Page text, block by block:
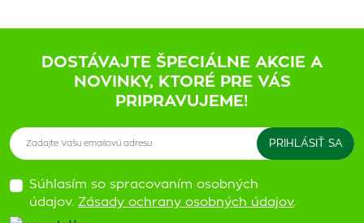
DOSTÁVAJTE ŠPECIÁLNE AKCIE A
NOVINKY, KTORÉ PRE VÁS
PRIPRAVUJEME!
Súhlasím so spracovaním osobných
údajov. Zásady ochrany osobných údajov.